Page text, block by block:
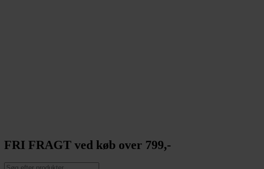
FRI FRAGT ved køb over 799,-
Products